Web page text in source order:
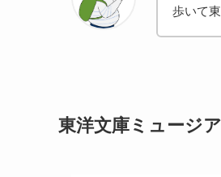
歩いて
東洋文庫ミュージ